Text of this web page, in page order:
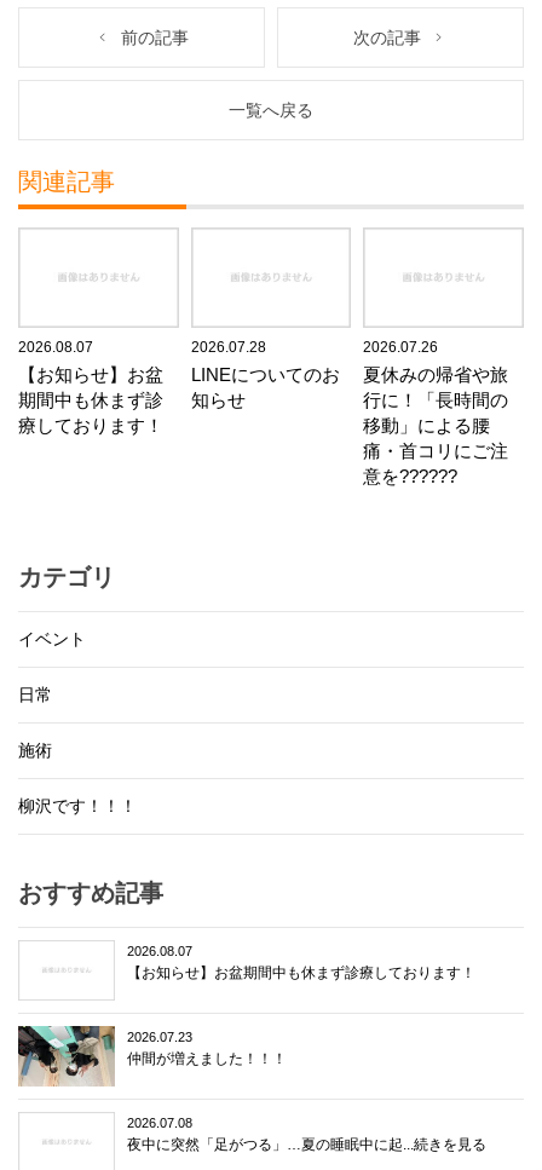
前の記事 次の記事
一覧へ戻る
関連記事
2026.08.07
【お知らせ】お盆
期間中も休まず診
療しております！
2026.07.28
LINEについてのお
知らせ
2026.07.26
夏休みの帰省や旅
行に！「長時間の
移動」による腰
痛・首コリにご注
意を??????
カテゴリ
イベント
日常
施術
柳沢です！！！
おすすめ記事
2026.08.07
【お知らせ】お盆期間中も休まず診療しております！
2026.07.23
仲間が増えました！！！
2026.07.08
夜中に突然「足がつる」…夏の睡眠中に起...続きを見る